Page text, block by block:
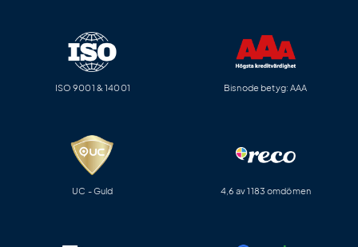
ISO 9001 & 14001 Bisnode betyg: AAA
UC - Guld 4,6 av 1183 omdömen